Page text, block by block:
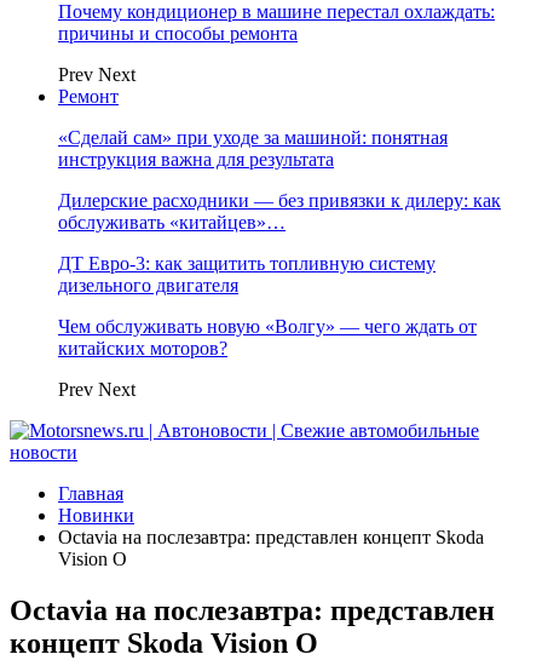
Почему кондиционер в машине перестал охлаждать:
причины и способы ремонта
Prev Next
Ремонт
«Сделай сам» при уходе за машиной: понятная
инструкция важна для результата
Дилерские расходники — без привязки к дилеру: как
обслуживать «китайцев»…
ДТ Евро-3: как защитить топливную систему
дизельного двигателя
Чем обслуживать новую «Волгу» — чего ждать от
китайских моторов?
Prev Next
Главная
Новинки
Octavia на послезавтра: представлен концепт Skoda
Vision O
Octavia на послезавтра: представлен
концепт Skoda Vision O